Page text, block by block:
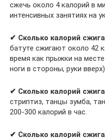
сжечь около 4 калорий в
интенсивных занятиях на
✔ Сколько калорий
батуте сжигают около 42
время как прыжки на
ноги в стороны, руки
✔ Сколько калорий
стриптиз, танцы зумба,
200-300 калорий в час.
✔ Сколько калорий